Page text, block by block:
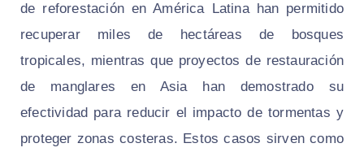
de reforestación en América Latina han permitido
recuperar miles de hectáreas de bosques
tropicales, mientras que proyectos de restauración
de manglares en Asia han demostrado su
efectividad para reducir el impacto de tormentas y
proteger zonas costeras. Estos casos sirven como